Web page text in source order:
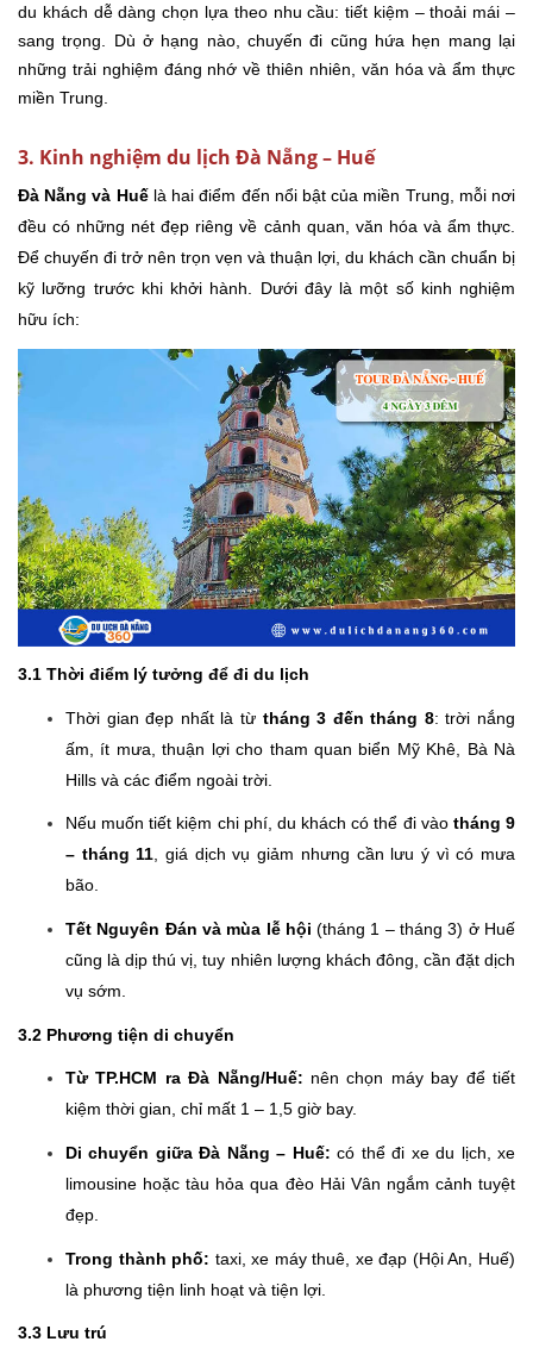
du khách dễ dàng chọn lựa theo nhu cầu: tiết kiệm – thoải mái –
sang trọng. Dù ở hạng nào, chuyến đi cũng hứa hẹn mang lại
những trải nghiệm đáng nhớ về thiên nhiên, văn hóa và ẩm thực
miền Trung.
3. Kinh nghiệm du lịch Đà Nẵng – Huế
Đà Nẵng và Huếlà hai điểm đến nổi bật của miền Trung, mỗi nơi
đều có những nét đẹp riêng về cảnh quan, văn hóa và ẩm thực.
Để chuyến đi trở nên trọn vẹn và thuận lợi, du khách cần chuẩn bị
kỹ lưỡng trước khi khởi hành. Dưới đây là một số kinh nghiệm
hữu ích:
3.1 Thời điểm lý tưởng để đi du lịch
Thời gian đẹp nhất là từ tháng 3 đến tháng 8: trời nắng
ấm, ít mưa, thuận lợi cho tham quan biển Mỹ Khê, Bà Nà
Hills và các điểm ngoài trời.
Nếu muốn tiết kiệm chi phí, du khách có thể đi vào tháng 9
– tháng 11, giá dịch vụ giảm nhưng cần lưu ý vì có mưa
bão.
Tết Nguyên Đán và mùa lễ hội (tháng 1 – tháng 3) ở Huế
cũng là dịp thú vị, tuy nhiên lượng khách đông, cần đặt dịch
vụ sớm.
3.2 Phương tiện di chuyển
Từ TP.HCM ra Đà Nẵng/Huế: nên chọn máy bay để tiết
kiệm thời gian, chỉ mất 1 – 1,5 giờ bay.
Di chuyển giữa Đà Nẵng – Huế: có thể đi xe du lịch, xe
limousine hoặc tàu hỏa qua đèo Hải Vân ngắm cảnh tuyệt
đẹp.
Trong thành phố: taxi, xe máy thuê, xe đạp (Hội An, Huế)
là phương tiện linh hoạt và tiện lợi.
3.3 Lưu trú